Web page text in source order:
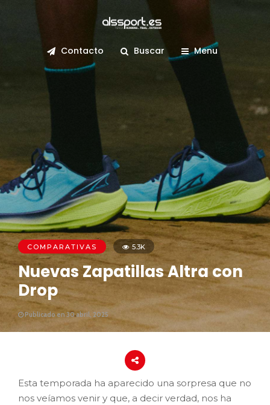
Contacto Buscar Menu
COMPARATIVAS 5.3K
Nuevas Zapatillas Altra con
Drop
Publicado en 30 abril, 2025
Esta temporada ha aparecido una sorpresa que no
nos veíamos venir y que, a decir verdad, nos ha